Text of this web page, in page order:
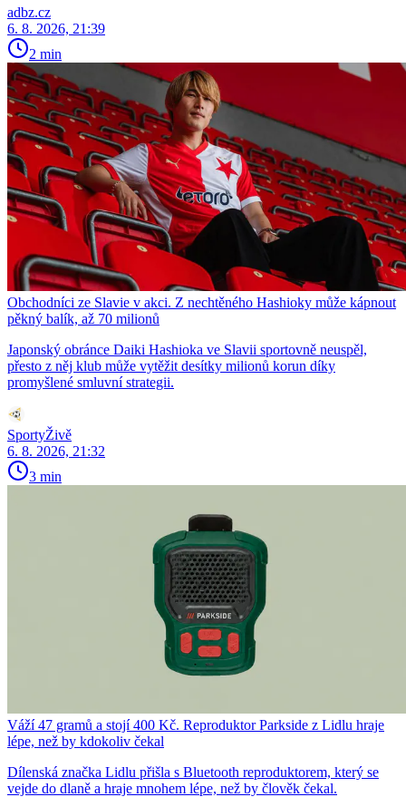
adbz.cz
6. 8. 2026, 21:39
2 min
Obchodníci ze Slavie v akci. Z nechtěného Hashioky může kápnout
pěkný balík, až 70 milionů
Japonský obránce Daiki Hashioka ve Slavii sportovně neuspěl,
přesto z něj klub může vytěžit desítky milionů korun díky
promyšlené smluvní strategii.
SportyŽivě
6. 8. 2026, 21:32
3 min
Váží 47 gramů a stojí 400 Kč. Reproduktor Parkside z Lidlu hraje
lépe, než by kdokoliv čekal
Dílenská značka Lidlu přišla s Bluetooth reproduktorem, který se
vejde do dlaně a hraje mnohem lépe, než by člověk čekal.